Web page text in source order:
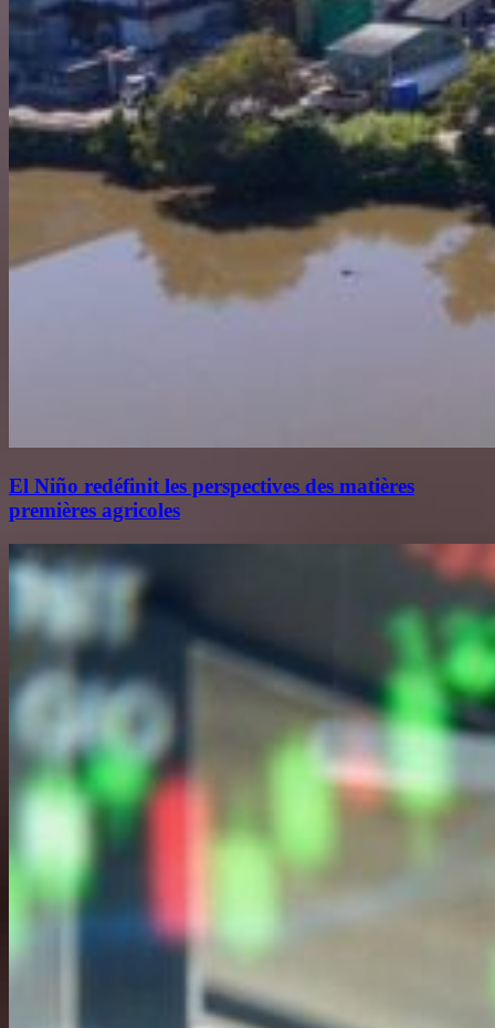
El Niño redéfinit les perspectives des matières
premières agricoles